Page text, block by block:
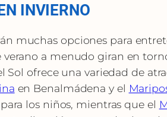
INVIERNO
muchas opciones para
verano a menudo giran en
Sol ofrece una variedad de
en Benalmádena y el
los niños, mientras que el